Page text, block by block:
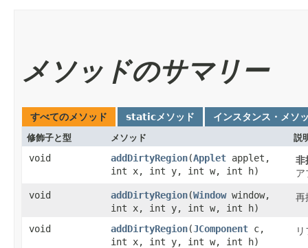
メソッドのサマリー
すべてのメソッド staticメソッド インスタンス・メソ
修飾子と型 メソッド 説
void addDirtyRegion​(Applet applet,
int x, int y, int w, int h)
非
ア
void
addDirtyRegion​(Windowwindow,
int x, int y, int w, int h)
再
void addDirtyRegion​(JComponent c,
int x, int y, int w, int h)